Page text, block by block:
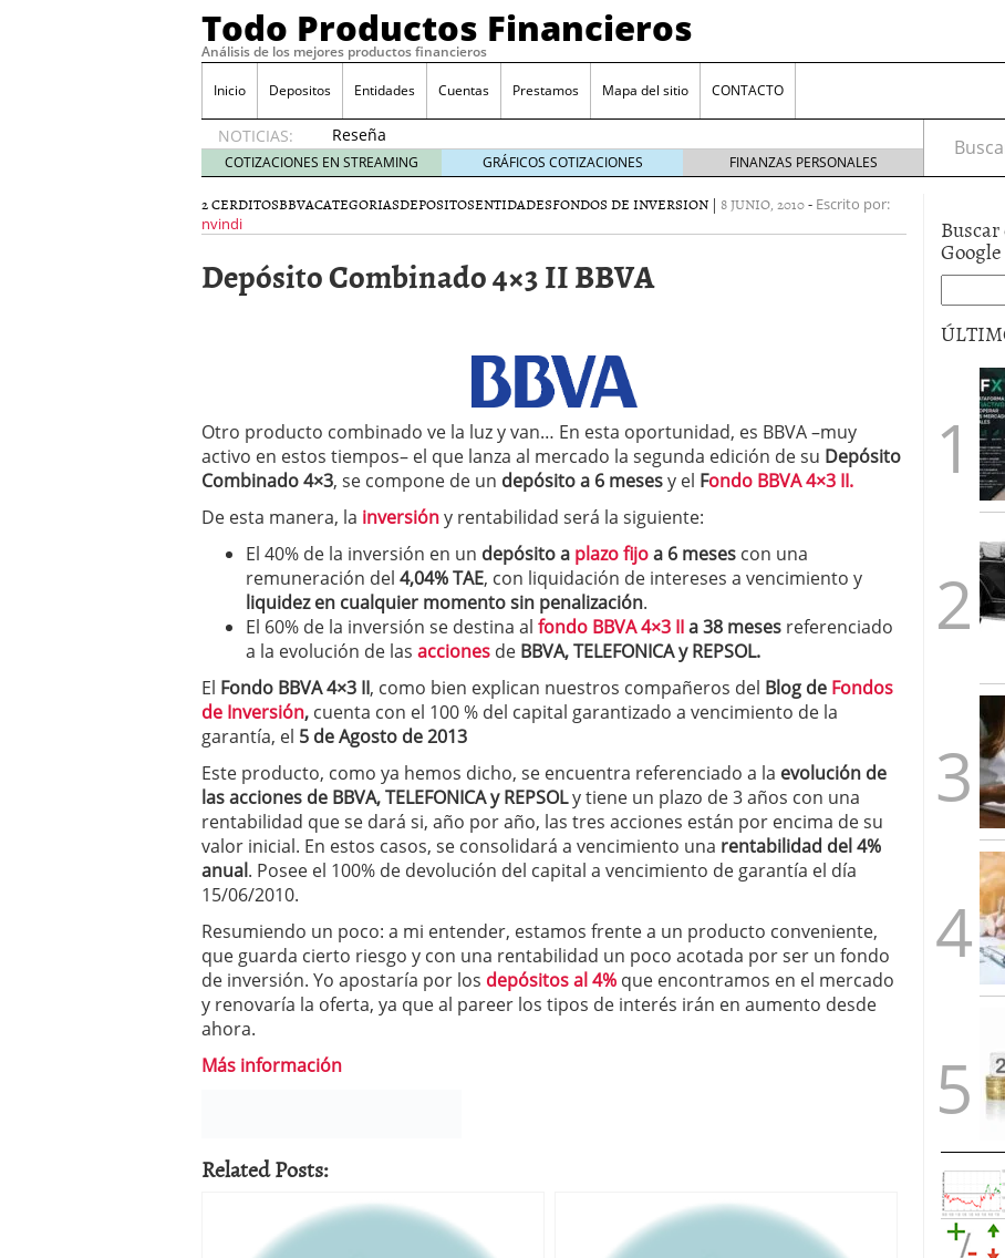
Todo Productos Financieros
Análisis de los mejores productos financieros
Inicio Depositos Entidades Cuentas Prestamos Mapa del sitio CONTACTO
NOTICIAS:
Reseña
de SIFX:
Lo Que
Deben
Traders
Mexicanos
Ford y GM consiguen licencia bancaria: nuevas perspectivas para productos
financieros ligados al sector automotriz 26/01/2026
¿Por qué el ahorro precautorio sigue al alza entre los hogares? 21/01/2026
Los bancos tradicionales reaccionan: nuevas cuentas al 1,5 % tras la
presión de los neobancos 12/01/2026
Depósitos al 4 % siguen vigentes en varias entidades: ¿qué plazos y
condiciones pedir? 09/01/2026
COTIZACIONES EN STREAMING GRÁFICOS COTIZACIONES FINANZAS PERSONALES
2 CERDITOSBBVACATEGORIASDEPOSITOSENTIDADESFONDOS DE INVERSION | 8 JUNIO, 2010- Escrito por:
nvindi
Depósito Combinado 4×3 II BBVA
Otro producto combinado ve la luz y van… En esta oportunidad, es BBVA –muy
activo en estos tiempos– el que lanza al mercado la segunda edición de su Depósito
Combinado 4×3, se compone de un depósito a 6 mesesy el Fondo BBVA 4×3 II.
De esta manera, la inversióny rentabilidad será la siguiente:
El 40% de la inversión en un depósito a plazo fijoa 6 meses con una
remuneración del 4,04% TAE, con liquidación de intereses a vencimiento y
liquidez en cualquier momentosin penalización.
El 60% de la inversión se destina al fondo BBVA 4×3 IIa 38 meses referenciado
a la evolución de las acciones de BBVA, TELEFONICA y REPSOL.
El Fondo BBVA 4×3 II, como bien explican nuestros compañeros del Blog de Fondos
de Inversión, cuenta con el 100 % del capital garantizado a vencimiento de la
garantía, el 5 de Agosto de 2013
Este producto, como ya hemos dicho, se encuentra referenciado a la evolución de
las acciones de BBVA, TELEFONICA y REPSOLy tiene un plazo de 3 años con una
rentabilidad que se dará si, año por año, las tres acciones están por encima de su
valor inicial. En estos casos, se consolidará a vencimiento una rentabilidad del 4%
anual. Posee el 100% de devolución del capital a vencimiento de garantía el día
15/06/2010.
Resumiendo un poco: a mi entender, estamos frente a un producto conveniente,
que guarda cierto riesgo y con una rentabilidad un poco acotada por ser un fondo
de inversión. Yo apostaría por los depósitos al 4% que encontramos en el mercado
y renovaría la oferta, ya que al pareer los tipos de interés irán en aumento desde
ahora.
Más información
Related Posts:
Google